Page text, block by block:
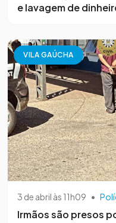
e lavagem de
VILA GAÚCHA
3 de abril às 11h09 •
Irmãos são presos